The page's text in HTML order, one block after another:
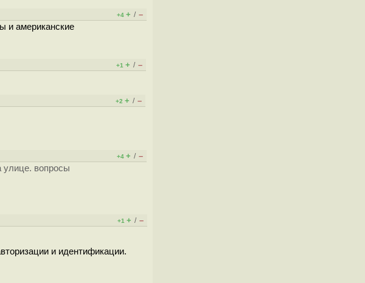
+4 + / –
и американские
+1 + / –
+2 + / –
+4 + / –
улице. вопросы
+1 + / –
и идентификации.